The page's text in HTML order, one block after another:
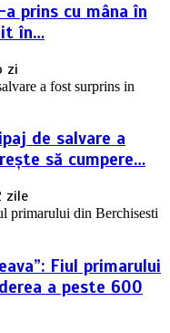
prins cu mâna în
în…
zi
de salvare a
să cumpere…
zile
Fiul primarului
a peste 600